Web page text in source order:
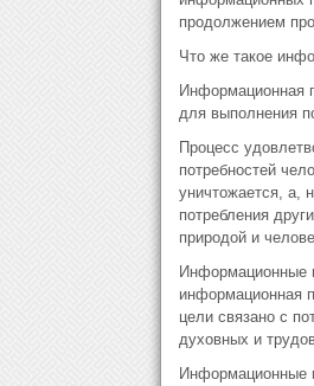
продолжением
Что же такое
Информационная
для выполнения
Процесс
потребностей
уничтожается, а,
потребления
природой и
Информационные
информационная
цели связано с
духовных и
Информационные